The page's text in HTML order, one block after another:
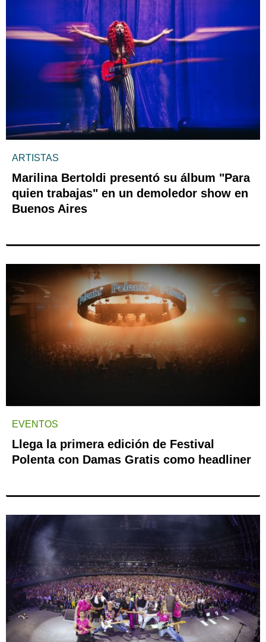
ARTISTAS
Marilina Bertoldi presentó su álbum "Para
quien trabajas" en un demoledor show en
Buenos Aires
EVENTOS
Llega la primera edición de Festival
Polenta con Damas Gratis como headliner